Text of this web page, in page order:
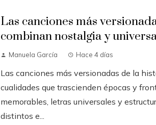
Las canciones más
combinan nostalgia y
Manuela García Hace 4 días
Las canciones más versionadas de la
cualidades que trascienden épocas y
memorables, letras universales y
distintos e...